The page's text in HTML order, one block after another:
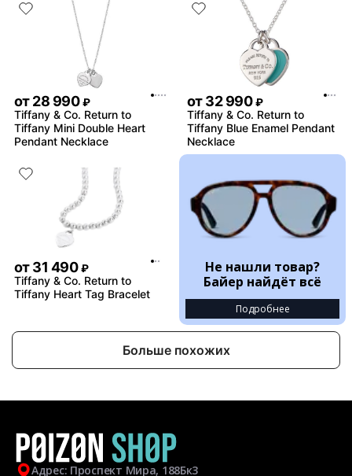
от28 990 ₽
Tiffany & Co. Return to
Tiffany Mini Double Heart
Pendant Necklace
от32 990 ₽
Tiffany & Co. Return to
Tiffany Blue Enamel Pendant
Necklace
от31 490 ₽
Tiffany & Co. Return to
Tiffany Heart Tag Bracelet
Не нашли товар?
Байер найдёт всё
Подробнее
Больше похожих
Адрес: Проспект Мира, 188Бк3